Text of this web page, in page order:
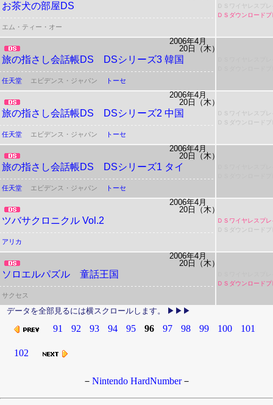
お茶犬の部屋DS
ＤＳワイヤレスプ
ＤＳダウンロード
エム・ティー・オー
2006年4月
20日（木）
旅の指さし会話帳DS DSシリーズ3 韓国
任天堂
エビデンス・ジャパン トーセ
2006年4月
20日（木）
旅の指さし会話帳DS DSシリーズ2 中国
ＤＳワイヤレスプ
ＤＳダウンロード
任天堂
エビデンス・ジャパン トーセ
2006年4月
20日（木）
旅の指さし会話帳DS DSシリーズ1 タイ
任天堂
エビデンス・ジャパン トーセ
2006年4月
20日（木）
ツバサクロニクル Vol.2
ＤＳワイヤレスプ
ＤＳダウンロード
アリカ
2006年4月
20日（木）
ソロエルパズル 童話王国
ＤＳダウンロード
サクセス
91 92 93 94 95 96 97 98 99 100 101
102
－ Nintendo HardNumber－